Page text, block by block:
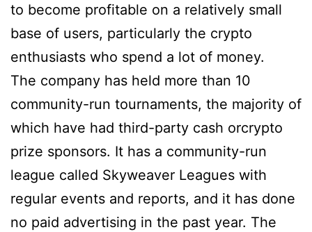
to become profitable on a relatively small
base of users, particularly the crypto
enthusiasts who spend a lot of money.
The company has held more than 10
community-run tournaments, the majority of
which have had third-party cash orcrypto
prize sponsors. It has a community-run
league called Skyweaver Leagues with
regular events and reports, and it has done
no paid advertising in the past year. The